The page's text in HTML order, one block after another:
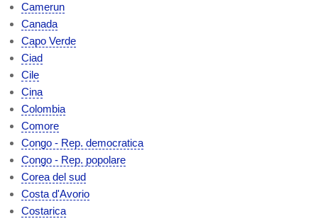
Camerun
Canada
Capo Verde
Ciad
Cile
Cina
Colombia
Comore
Congo - Rep. democratica
Congo - Rep. popolare
Corea del sud
Costa d'Avorio
Costarica